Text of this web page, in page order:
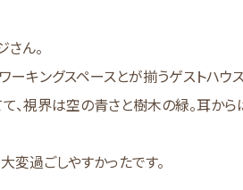
ん。
ーキングスペースとが揃うゲストハウス
、視界は空の青さと樹木の緑。耳か
変過ごしやすかったです。